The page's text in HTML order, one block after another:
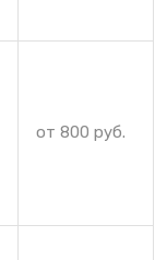
от 800 руб.